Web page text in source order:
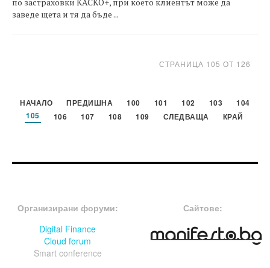
заведе щета и тя да бъде ...
СТРАНИЦА 105 ОТ 126
НАЧАЛО ПРЕДИШНА 100 101 102 103
104
105
106 107 108 109 СЛЕДВАЩА КРАЙ
Организирани форуми:
Digital Finance
Cloud forum
Smart conference
Сайтове: